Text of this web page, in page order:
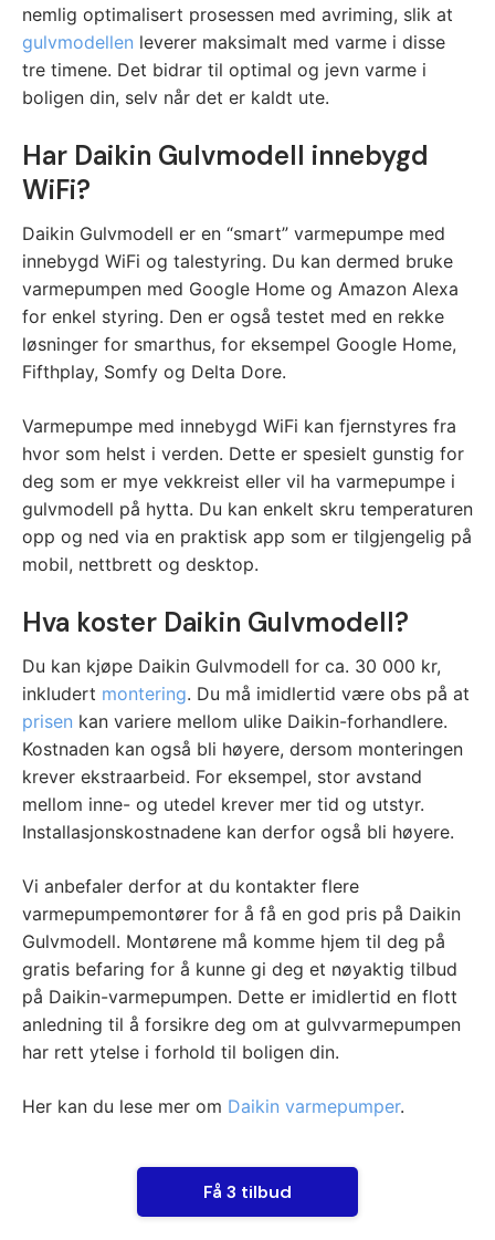
nemlig optimalisert prosessen med avriming, slik at
gulvmodellen leverer maksimalt med varme i disse
tre timene. Det bidrar til optimal og jevn varme i
boligen din, selv når det er kaldt ute.
Har Daikin Gulvmodell innebygd
WiFi?
Daikin Gulvmodell er en “smart” varmepumpe med
innebygd WiFi og talestyring. Du kan dermed bruke
varmepumpen med Google Home og Amazon Alexa
for enkel styring. Den er også testet med en rekke
løsninger for smarthus, for eksempel Google Home,
Fifthplay, Somfy og Delta Dore.
Varmepumpe med innebygd WiFi kan fjernstyres fra
hvor som helst i verden. Dette er spesielt gunstig for
deg som er mye vekkreist eller vil ha varmepumpe i
gulvmodell på hytta. Du kan enkelt skru temperaturen
opp og ned via en praktisk app som er tilgjengelig på
mobil, nettbrett og desktop.
Hva koster Daikin Gulvmodell?
Du kan kjøpe Daikin Gulvmodell for ca. 30 000 kr,
inkludert montering. Du må imidlertid være obs på at
prisen kan variere mellom ulike Daikin-forhandlere.
Kostnaden kan også bli høyere, dersom monteringen
krever ekstraarbeid. For eksempel, stor avstand
mellom inne- og utedel krever mer tid og utstyr.
Installasjonskostnadene kan derfor også bli høyere.
Vi anbefaler derfor at du kontakter flere
varmepumpemontører for å få en god pris på Daikin
Gulvmodell. Montørene må komme hjem til deg på
gratis befaring for å kunne gi deg et nøyaktig tilbud
på Daikin-varmepumpen. Dette er imidlertid en flott
anledning til å forsikre deg om at gulvvarmepumpen
har rett ytelse i forhold til boligen din.
Her kan du lese mer om Daikin varmepumper.
Få 3 tilbud